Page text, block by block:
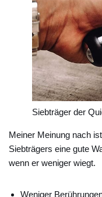
Siebträger der
Meiner Meinung nach
Siebträgers eine gute
wenn er weniger wiegt.
Weniger